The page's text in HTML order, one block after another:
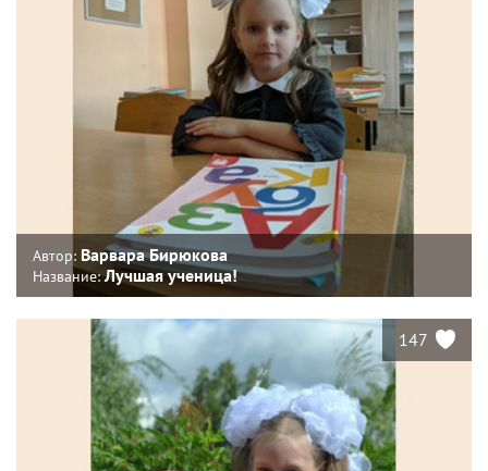
Автор: Варвара Бирюкова
Название:Лучшая ученица!
147